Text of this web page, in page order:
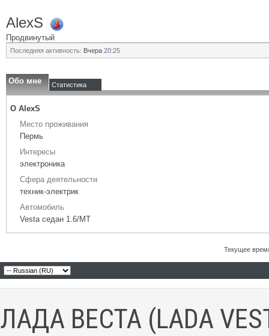
AlexS
Продвинутый
Последняя активность: Вчера 20:25
Обо мне Статистика
О AlexS
Место проживания
Пермь
Интересы
электроника
Сфера деятельности
техник-электрик
Автомобиль
Vesta седан 1.6/МТ
Текущее
ЛАДА ВЕСТА (LADA